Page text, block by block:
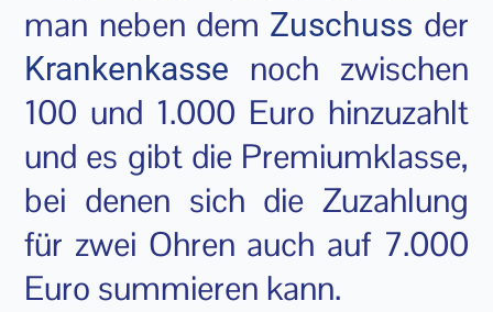
man neben dem Zuschuss der
Krankenkasse noch zwischen
100 und 1.000 Euro hinzuzahlt
und es gibt die Premiumklasse,
bei denen sich die Zuzahlung
für zwei Ohren auch auf 7.000
Euro summieren kann.